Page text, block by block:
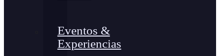
Eventos &
Experiencias